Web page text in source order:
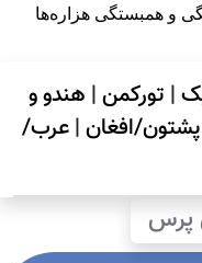
و همبستگی هزاره‌ها
| تورکمن| هندو و
پشتون/افغان|عرب/
پرس